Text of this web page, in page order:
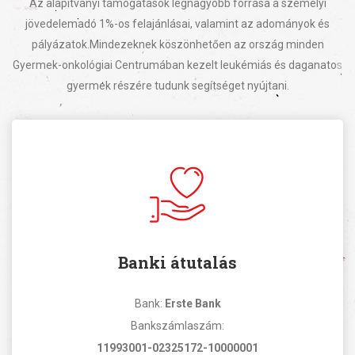
Az alapítványi támogatások legnagyobb forrása a személyi
jövedelemadó 1%-os felajánlásai, valamint az adományok és
pályázatok. Mindezeknek köszönhetően az ország minden
Gyermek-onkológiai Centrumában kezelt leukémiás és daganatos
gyermek részére tudunk segítséget nyújtani.
Banki átutalás
Bank: Erste Bank
Bankszámlaszám:
11993001-02325172-10000001